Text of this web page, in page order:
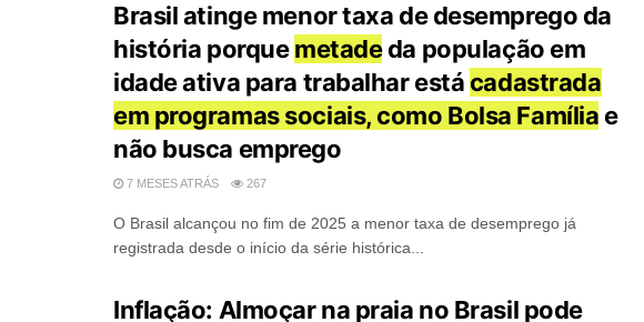
Brasil atinge menor taxa de desemprego da
história porquemetadeda população em
idade ativa para trabalhar está cadastrada
em programas sociais, como Bolsa Família e
não busca emprego
7 MESES ATRÁS 267
O Brasil alcançou no fim de 2025 a menor taxa de desemprego já
registrada desde o início da série histórica...
Inflação: Almoçar na praia no Brasil pode